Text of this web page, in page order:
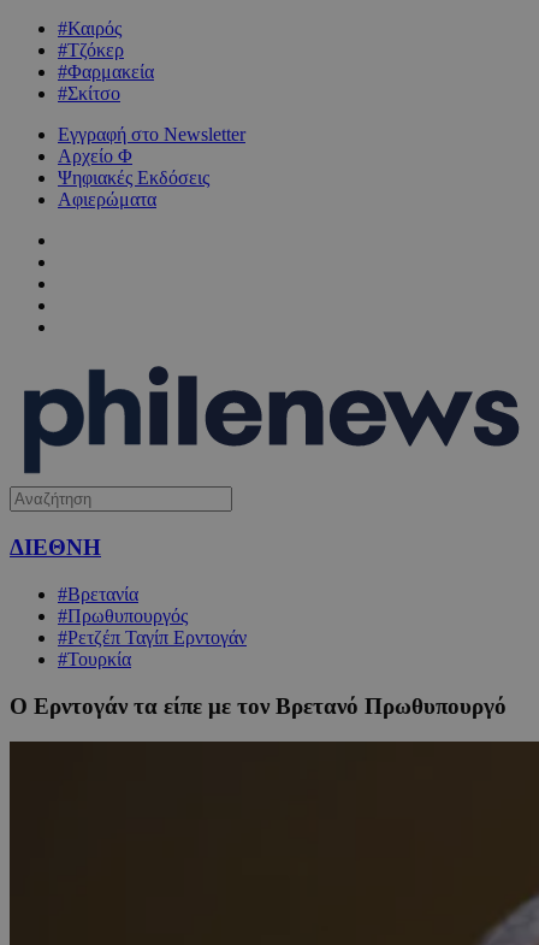
#Καιρός
#Τζόκερ
#Φαρμακεία
#Σκίτσο
Εγγραφή στο Newsletter
Αρχείο Φ
Ψηφιακές Εκδόσεις
Αφιερώματα
ΔΙΕΘΝΗ
#Βρετανία
#Πρωθυπουργός
#Ρετζέπ Ταγίπ Ερντογάν
#Τουρκία
O Ερντογάν τα είπε με τον Βρετανό Πρωθυπουργό